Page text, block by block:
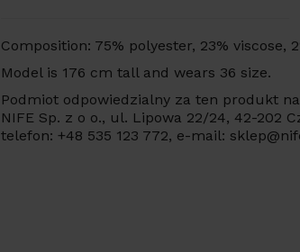
Composition: 75% polyester, 23% viscose,
Model is 176 cm tall and wears 36 size.
Podmiot odpowiedzialny za ten produkt
NIFE Sp. z o o., ul. Lipowa 22/24, 42-202
telefon: +48 535 123 772, e-mail: